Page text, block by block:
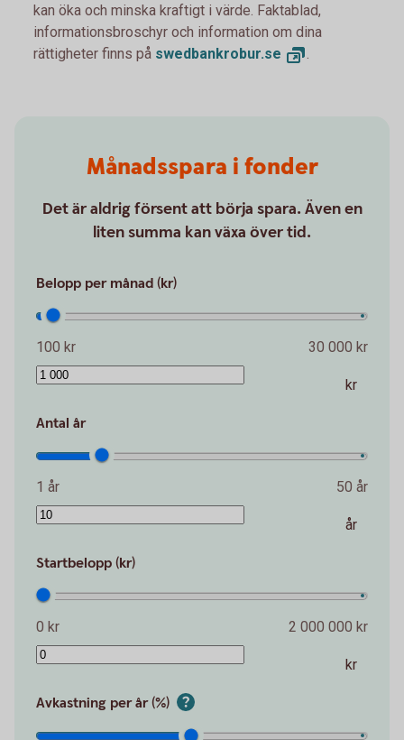
kan öka och minska kraftigt i värde. Faktablad,
informationsbroschyr och information om dina
rättigheter finns på swedbankrobur.se .
Månadsspara i fonder
Det är aldrig försent att börja spara. Även en
liten summa kan växa över tid.
Belopp per månad (kr)
100 kr 30 000 kr
kr
Antal år
1 år 50 år
år
Startbelopp (kr)
0 kr 2 000 000 kr
kr
Avkastning per år (%)